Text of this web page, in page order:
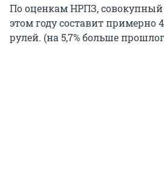
По оценкам НРПЗ, совокупный
этом году составит примерно
рулей. (на 5,7% больше